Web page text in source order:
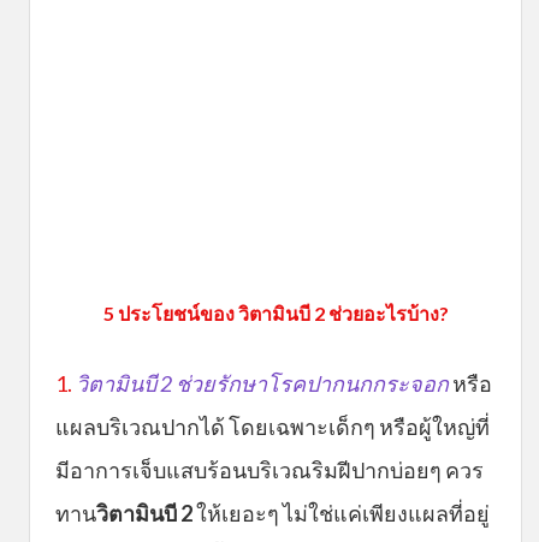
5 ประโยชน์ของ วิตามินบี 2 ช่วยอะไรบ้าง?
1. วิตามินบี 2 ช่วยรักษาโรคปากนกกระจอกหรือ
แผลบริเวณปากได้ โดยเฉพาะเด็กๆ หรือผู้ใหญ่ที่
มีอาการเจ็บแสบร้อนบริเวณริมฝีปากบ่อยๆ ควร
ทานวิตามินบี 2ให้เยอะๆ ไม่ใช่แค่เพียงแผลที่อยู่